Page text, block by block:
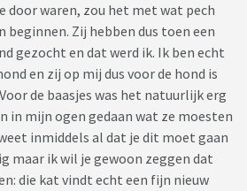
door waren, zou het met wat pech
beginnen. Zij hebben dus toen een
gezocht en dat werd ik. Ik ben echt
en zij op mij dus voor de hond is
de baasjes was het natuurlijk erg
in mijn ogen gedaan wat ze moesten
inmiddels al dat je dit moet gaan
maar ik wil je gewoon zeggen dat
die kat vindt echt een fijn nieuw